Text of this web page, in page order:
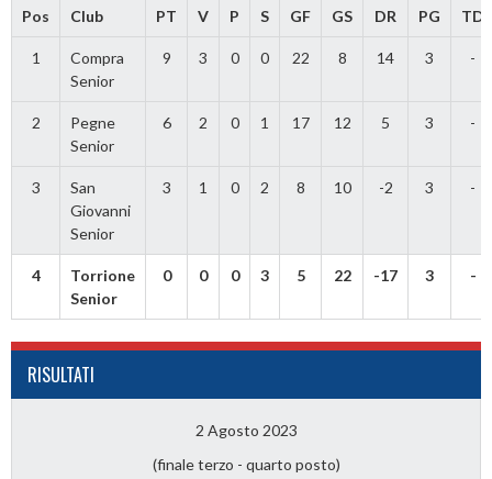
Pos Club PT V P S GF GS DR PG TD
1
Compra
Senior
9 3 0 0 22 8 14 3 -
2
Pegne
Senior
6 2 0 1 17 12 5 3 -
3
San
Giovanni
Senior
3 1 0 2 8 10 -2 3 -
4
Torrione
Senior
0 0 0 3 5 22 -17 3 -
RISULTATI
2 Agosto 2023
(finale terzo - quarto posto)